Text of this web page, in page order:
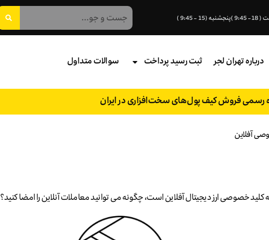
درباره تهران لجر ثبت رسید پرداخت سوالات متداول
رسمی فروش کیف پول‌های سخت‌افزاری در ایران
آفلاین
خصوصی ارز دیجیتال آفلاین است، چگونه می توانید معاملات آنلاین را امضا کنید؟